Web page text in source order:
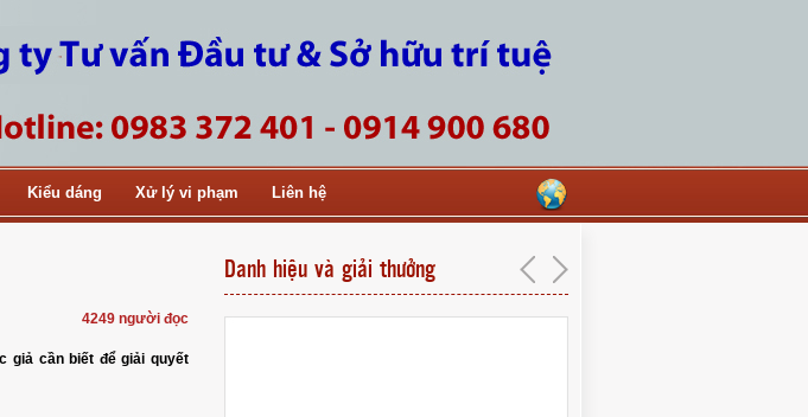
Kiểu dáng Xử lý vi phạm Liên hệ
4249 người đọc
giả cần biết để giải quyết
Danh hiệu và giải thưởng